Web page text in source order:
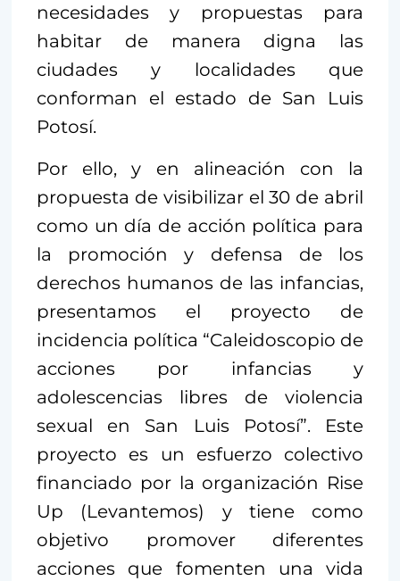
necesidades y propuestas para
habitar de manera digna las
ciudades y localidades que
conforman el estado de San Luis
Potosí.
Por ello, y en alineación con la
propuesta de visibilizar el 30 de abril
como un día de acción política para
la promoción y defensa de los
derechos humanos de las infancias,
presentamos el proyecto de
incidencia política “Caleidoscopio de
acciones por infancias y
adolescencias libres de violencia
sexual en San Luis Potosí”. Este
proyecto es un esfuerzo colectivo
financiado por la organización Rise
Up (Levantemos) y tiene como
objetivo promover diferentes
acciones que fomenten una vida